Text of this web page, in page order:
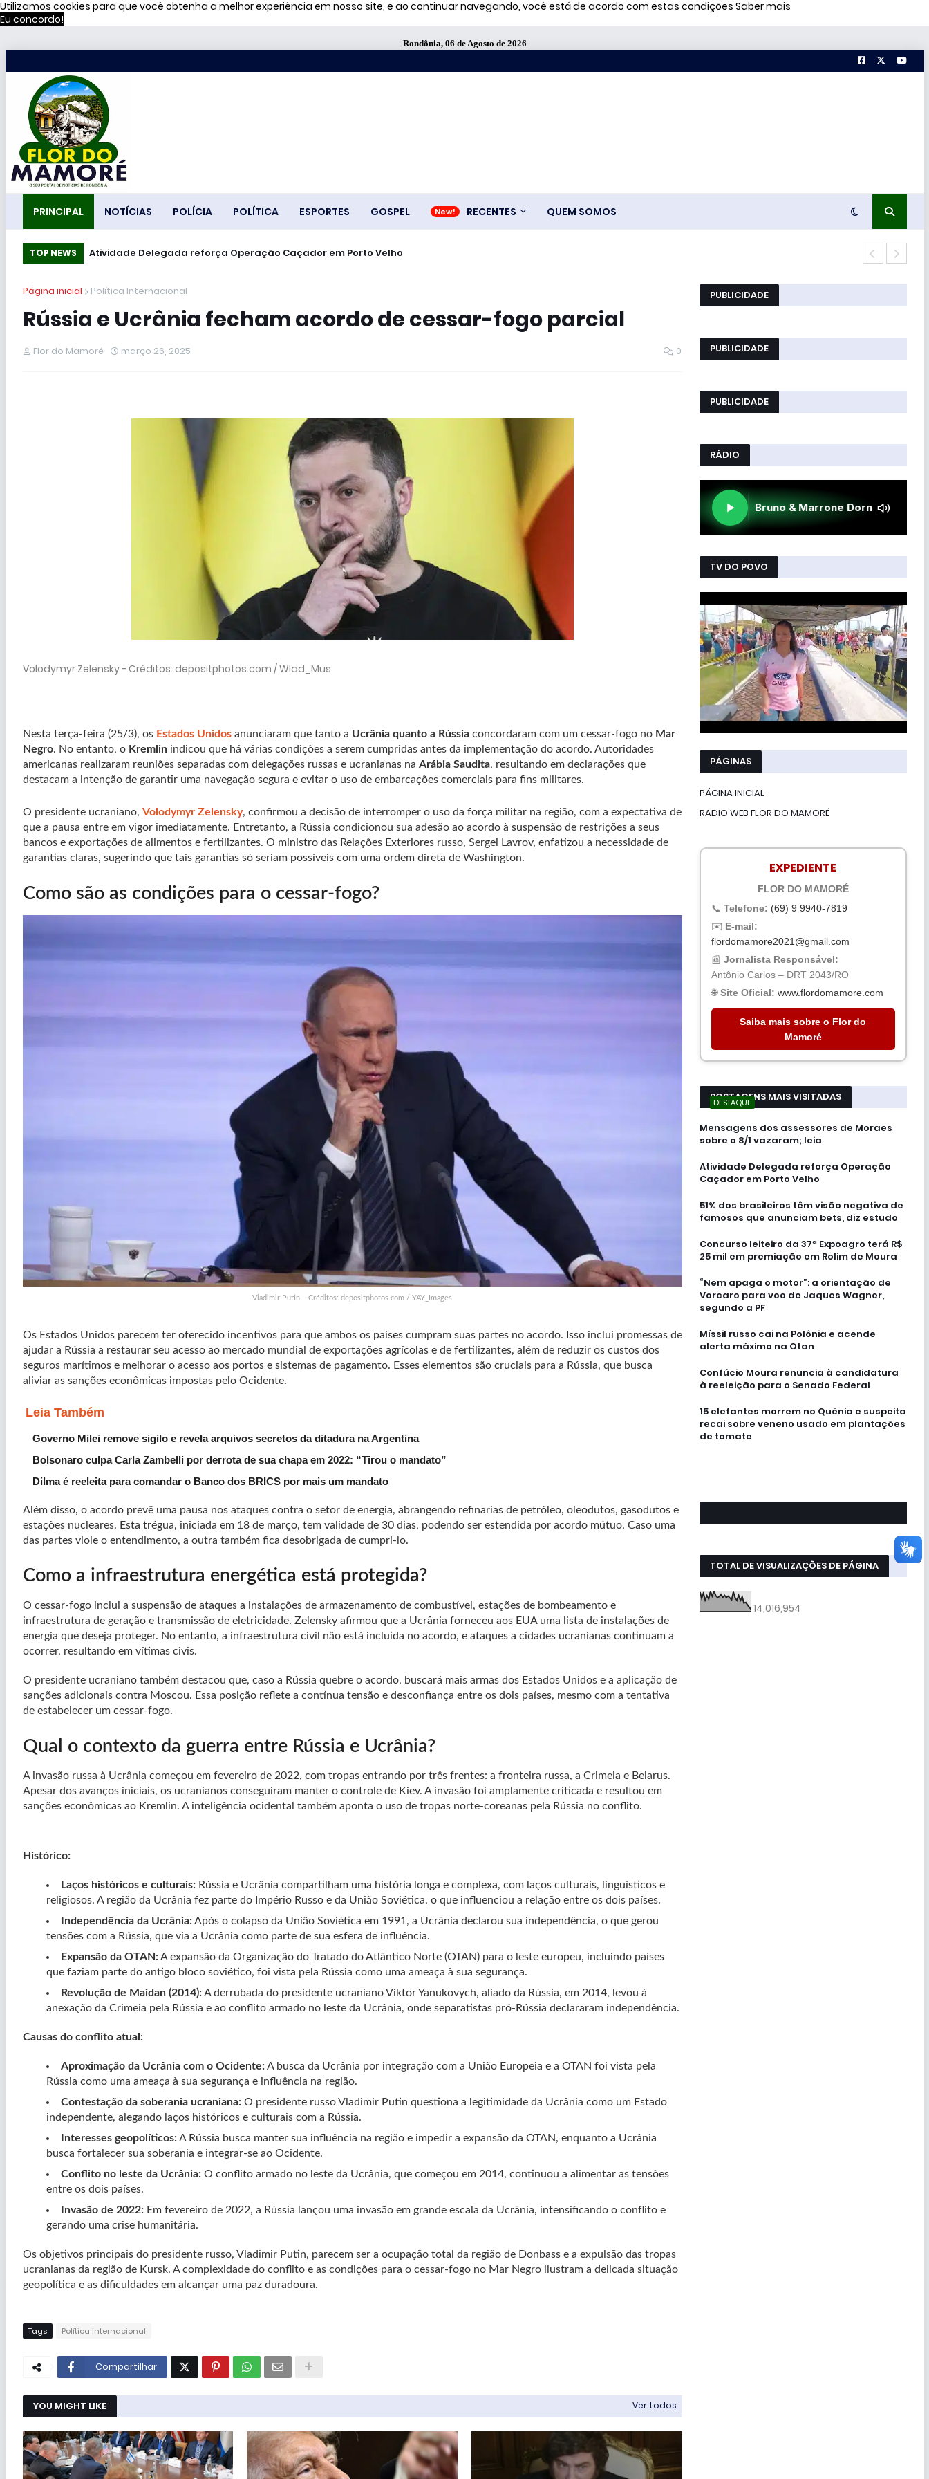
Utilizamos cookies para que você obtenha a melhor experiência em nosso site, e ao continuar navegando, você está de acordo com estas condições Saber mais
Eu concordo!
Rondônia, 06 de Agosto de 2026
PRINCIPAL NOTÍCIAS POLÍCIA POLÍTICA ESPORTES GOSPEL RECENTES QUEM SOMOS
TOP NEWS Atividade Delegada reforça Operação Caçador em Porto Velho
Página inicial Política Internacional
Rússia e Ucrânia fecham acordo de cessar-fogo parcial
Flor do Mamoré março 26, 2025 0
Volodymyr Zelensky - Créditos: depositphotos.com / Wlad_Mus
Nesta terça-feira (25/3), os Estados Unidosanunciaram que tanto a Ucrânia quanto a Rússia concordaram com um cessar-fogo no Mar
Negro. No entanto, o Kremlin indicou que há várias condições a serem cumpridas antes da implementação do acordo. Autoridades
americanas realizaram reuniões separadas com delegações russas e ucranianas na Arábia Saudita, resultando em declarações que
destacam a intenção de garantir uma navegação segura e evitar o uso de embarcações comerciais para fins militares.
O presidente ucraniano, Volodymyr Zelensky, confirmou a decisão de interromper o uso da força militar na região, com a expectativa de
que a pausa entre em vigor imediatamente. Entretanto, a Rússia condicionou sua adesão ao acordo à suspensão de restrições a seus
bancos e exportações de alimentos e fertilizantes. O ministro das Relações Exteriores russo, Sergei Lavrov, enfatizou a necessidade de
garantias claras, sugerindo que tais garantias só seriam possíveis com uma ordem direta de Washington.
Como são as condições para o cessar-fogo?
Vladimir Putin – Créditos: depositphotos.com / YAY_Images
Os Estados Unidos parecem ter oferecido incentivos para que ambos os países cumpram suas partes no acordo. Isso inclui promessas de
ajudar a Rússia a restaurar seu acesso ao mercado mundial de exportações agrícolas e de fertilizantes, além de reduzir os custos dos
seguros marítimos e melhorar o acesso aos portos e sistemas de pagamento. Esses elementos são cruciais para a Rússia, que busca
aliviar as sanções econômicas impostas pelo Ocidente.
Leia Também
Governo Milei remove sigilo e revela arquivos secretos da ditadura na Argentina
Bolsonaro culpa Carla Zambelli por derrota de sua chapa em 2022: “Tirou o mandato”
Dilma é reeleita para comandar o Banco dos BRICS por mais um mandato
Além disso, o acordo prevê uma pausa nos ataques contra o setor de energia, abrangendo refinarias de petróleo, oleodutos, gasodutos e
estações nucleares. Esta trégua, iniciada em 18 de março, tem validade de 30 dias, podendo ser estendida por acordo mútuo. Caso uma
das partes viole o entendimento, a outra também fica desobrigada de cumpri-lo.
Como a infraestrutura energética está protegida?
O cessar-fogo inclui a suspensão de ataques a instalações de armazenamento de combustível, estações de bombeamento e
infraestrutura de geração e transmissão de eletricidade. Zelensky afirmou que a Ucrânia forneceu aos EUA uma lista de instalações de
energia que deseja proteger. No entanto, a infraestrutura civil não está incluída no acordo, e ataques a cidades ucranianas continuam a
ocorrer, resultando em vítimas civis.
O presidente ucraniano também destacou que, caso a Rússia quebre o acordo, buscará mais armas dos Estados Unidos e a aplicação de
sanções adicionais contra Moscou. Essa posição reflete a contínua tensão e desconfiança entre os dois países, mesmo com a tentativa
de estabelecer um cessar-fogo.
Qual o contexto da guerra entre Rússia e Ucrânia?
A invasão russa à Ucrânia começou em fevereiro de 2022, com tropas entrando por três frentes: a fronteira russa, a Crimeia e Belarus.
Apesar dos avanços iniciais, os ucranianos conseguiram manter o controle de Kiev. A invasão foi amplamente criticada e resultou em
sanções econômicas ao Kremlin. A inteligência ocidental também aponta o uso de tropas norte-coreanas pela Rússia no conflito.
Histórico:
Laços históricos e culturais:Rússia e Ucrânia compartilham uma história longa e complexa, com laços culturais, linguísticos e
religiosos. A região da Ucrânia fez parte do Império Russo e da União Soviética, o que influenciou a relação entre os dois países.
Independência da Ucrânia:Após o colapso da União Soviética em 1991, a Ucrânia declarou sua independência, o que gerou
tensões com a Rússia, que via a Ucrânia como parte de sua esfera de influência.
Expansão da OTAN:A expansão da Organização do Tratado do Atlântico Norte (OTAN) para o leste europeu, incluindo países
que faziam parte do antigo bloco soviético, foi vista pela Rússia como uma ameaça à sua segurança.
Revolução de Maidan (2014):A derrubada do presidente ucraniano Viktor Yanukovych, aliado da Rússia, em 2014, levou à
anexação da Crimeia pela Rússia e ao conflito armado no leste da Ucrânia, onde separatistas pró-Rússia declararam independência.
Causas do conflito atual:
Aproximação da Ucrânia com o Ocidente:A busca da Ucrânia por integração com a União Europeia e a OTAN foi vista pela
Rússia como uma ameaça à sua segurança e influência na região.
Contestação da soberania ucraniana:O presidente russo Vladimir Putin questiona a legitimidade da Ucrânia como um Estado
independente, alegando laços históricos e culturais com a Rússia.
Interesses geopolíticos:A Rússia busca manter sua influência na região e impedir a expansão da OTAN, enquanto a Ucrânia
busca fortalecer sua soberania e integrar-se ao Ocidente.
Conflito no leste da Ucrânia:O conflito armado no leste da Ucrânia, que começou em 2014, continuou a alimentar as tensões
entre os dois países.
Invasão de 2022:Em fevereiro de 2022, a Rússia lançou uma invasão em grande escala da Ucrânia, intensificando o conflito e
gerando uma crise humanitária.
Os objetivos principais do presidente russo, Vladimir Putin, parecem ser a ocupação total da região de Donbass e a expulsão das tropas
ucranianas da região de Kursk. A complexidade do conflito e as condições para o cessar-fogo no Mar Negro ilustram a delicada situação
geopolítica e as dificuldades em alcançar uma paz duradoura.
Tags Política Internacional
Compartilhar
YOU MIGHT LIKE Ver todos
PUBLICIDADE
PUBLICIDADE
PUBLICIDADE
RÁDIO
TV DO POVO
PÁGINAS
PÁGINA INICIAL
RADIO WEB FLOR DO MAMORÉ
EXPEDIENTE
FLOR DO MAMORÉ
📞 Telefone: (69) 9 9940-7819
✉️ E-mail:
flordomamore2021@gmail.com
📰 Jornalista Responsável:
Antônio Carlos – DRT 2043/RO
🌐Site Oficial: www.flordomamore.com
Saiba mais sobre o Flor do
Mamoré
POSTAGENS MAIS VISITADAS
DESTAQUE
Mensagens dos assessores de Moraes
sobre o 8/1 vazaram; leia
Atividade Delegada reforça Operação
Caçador em Porto Velho
51% dos brasileiros têm visão negativa de
famosos que anunciam bets, diz estudo
Concurso leiteiro da 37ª Expoagro terá R$
25 mil em premiação em Rolim de Moura
“Nem apaga o motor”: a orientação de
Vorcaro para voo de Jaques Wagner,
segundo a PF
Míssil russo cai na Polônia e acende
alerta máximo na Otan
Confúcio Moura renuncia à candidatura
à reeleição para o Senado Federal
15 elefantes morrem no Quênia e suspeita
recai sobre veneno usado em plantações
de tomate
TOTAL DE VISUALIZAÇÕES DE PÁGINA
14,016,954